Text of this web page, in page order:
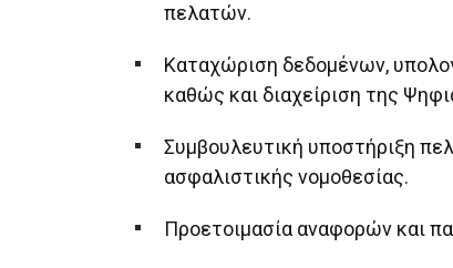
πελατών.
Καταχώριση δεδομένων,
καθώς και διαχείριση της
Συμβουλευτική υποστήριξη
ασφαλιστικής νομοθεσίας.
Προετοιμασία αναφορών και